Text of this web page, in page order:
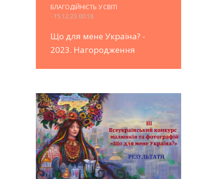
БЛАГОДІЙНІСТЬ У СВІТІ
- 15.12.23 00:18
Що для мене Україна? -
2023. Нагородження